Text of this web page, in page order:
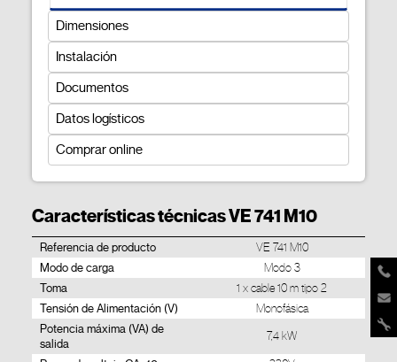
Dimensiones
Instalación
Documentos
Datos logísticos
Comprar online
Características técnicas VE 741 M10
Referencia de producto VE 741 M10
Modo de carga Modo 3
Toma 1 x cable 10 m tipo 2
Tensión de Alimentación (V) Monofásica
Potencia máxima (VA) de
salida
7,4 kW